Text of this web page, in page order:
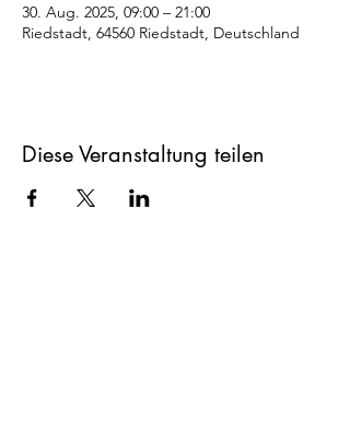
30. Aug. 2025, 09:00 – 21:00
Riedstadt, 64560 Riedstadt, Deutschland
Diese Veranstaltung teilen